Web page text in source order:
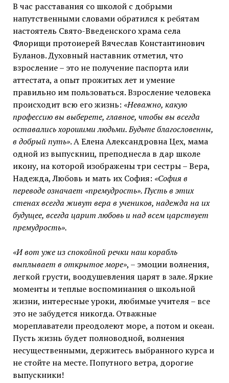
В час расставания со школой с добрыми
напутственными словами обратился к ребятам
настоятель Свято-Введенского храма села
Флорищи протоиерей Вячеслав Константинович
Буланов. Духовный наставник отметил, что
взросление – это не получение паспорта или
аттестата, а опыт прожитых лет и умение
правильно им пользоваться. Взросление человека
происходит всю его жизнь: «Неважно, какую
профессию вы выберете, главное, чтобы вы всегда
оставались хорошими людьми. Будьте благословенны,
в добрый путь». А Елена Александровна Цех, мама
одной из выпускниц, преподнесла в дар школе
икону, на которой изображены три сестры – Вера,
Надежда, Любовь и мать их София: «София в
переводе означает «премудрость». Пусть в этих
стенах всегда живут вера в учеников, надежда на их
будущее, всегда царит любовь и над всем царствует
премудрость».
«И вот уже из спокойной речки наш корабль
выплывает в открытое море», – эмоции волнения,
легкой грусти, воодушевления царят в зале. Яркие
моменты и теплые воспоминания о школьной
жизни, интересные уроки, любимые учителя – все
это не забудется никогда. Отважные
мореплаватели преодолеют море, а потом и океан.
Пусть жизнь будет полноводной, волнения
несущественными, держитесь выбранного курса и
не стойте на месте. Попутного ветра, дорогие
выпускники!